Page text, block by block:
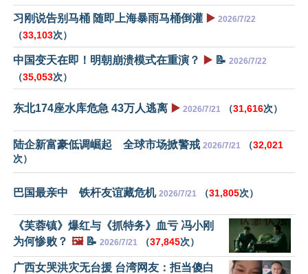
习刚说告别马桶 随即上海暴雨马桶倒灌 ▶️ 2026/7/22
（33,103次）
中国变天在即！明朝崩溃模式在重演？ ▶️ 📝 2026/7/22
（35,053次）
东北174座水库危急 43万人逃离 ▶️ 2026/7/21 （31,616次）
陆企新富豪低调崛起 全球市场掀警戒 2026/7/21 （32,021
次）
巴国最亲中 铁杆友谊藏危机 2026/7/21 （31,805次）
《芙蓉镇》爆红与《抓特务》血亏 冯小刚
为何惨败？ 🖼️📝 2026/7/21 （37,845次）
广西女哭洪灾无台援 台湾网友：拒当傻白